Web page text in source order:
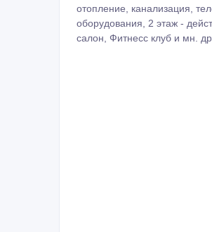
отопление, канализация,
оборудования, 2 этаж -
салон, Фитнесс клуб и мн.